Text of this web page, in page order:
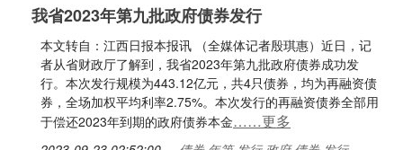
我省2023年第九批政府债券发行
本文转自：江西日报本报讯 （全媒体记者殷琪惠）近日，记
者从省财政厅了解到，我省2023年第九批政府债券成功发
行。本次发行规模为443.12亿元，共4只债券，均为再融资债
券，全场加权平均利率2.75%。本次发行的再融资债券全部用
于偿还2023年到期的政府债券本金……更多